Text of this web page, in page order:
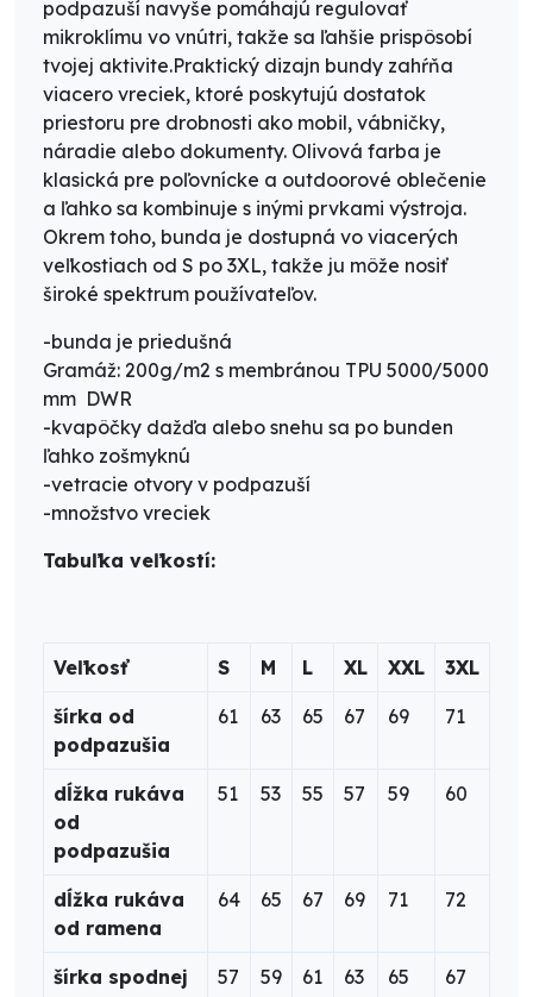
podpazuší navyše pomáhajú regulovať
mikroklímu vo vnútri, takže sa ľahšie prispôsobí
tvojej aktivite.Praktický dizajn bundy zahŕňa
viacero vreciek, ktoré poskytujú dostatok
priestoru pre drobnosti ako mobil, vábničky,
náradie alebo dokumenty. Olivová farba je
klasická pre poľovnícke a outdoorové oblečenie
a ľahko sa kombinuje s inými prvkami výstroja.
Okrem toho, bunda je dostupná vo viacerých
veľkostiach od S po 3XL, takže ju môže nosiť
široké spektrum používateľov.
-bunda je priedušná
Gramáž: 200g/m2 s membránou TPU 5000/5000
mm DWR
-kvapôčky dažďa alebo snehu sa po bunden
ľahko zošmyknú
-vetracie otvory v podpazuší
-množstvo vreciek
Tabuľka veľkostí:
Veľkosť S M L XL XXL 3XL
šírka od
podpazušia
61 63 65 67 69 71
dĺžka rukáva
od
podpazušia
51 53 55 57 59 60
dĺžka rukáva
od ramena
64 65 67 69 71 72
šírka spodnej
57 59 61 63 65 67